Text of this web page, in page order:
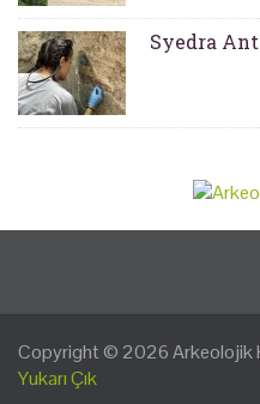
Syedra
Copyright © 2026Arkeolojik
Yukarı Çık